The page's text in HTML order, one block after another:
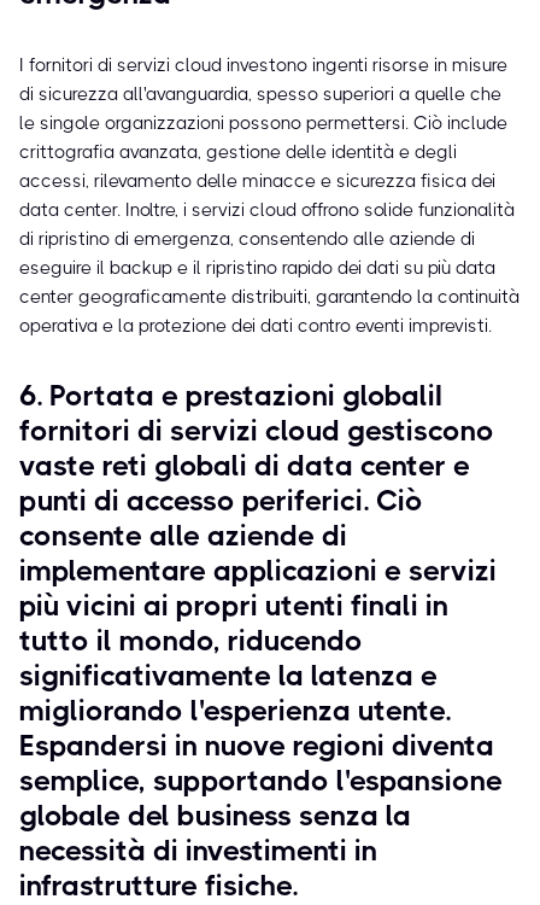
I fornitori di servizi cloud investono ingenti risorse in misure
di sicurezza all'avanguardia, spesso superiori a quelle che
le singole organizzazioni possono permettersi. Ciò include
crittografia avanzata, gestione delle identità e degli
accessi, rilevamento delle minacce e sicurezza fisica dei
data center. Inoltre, i servizi cloud offrono solide funzionalità
di ripristino di emergenza, consentendo alle aziende di
eseguire il backup e il ripristino rapido dei dati su più data
center geograficamente distribuiti, garantendo la continuità
operativa e la protezione dei dati contro eventi imprevisti.
6. Portata e prestazioni globaliI
fornitori di servizi cloud gestiscono
vaste reti globali di data center e
punti di accesso periferici. Ciò
consente alle aziende di
implementare applicazioni e servizi
più vicini ai propri utenti finali in
tutto il mondo, riducendo
significativamente la latenza e
migliorando l'esperienza utente.
Espandersi in nuove regioni diventa
semplice, supportando l'espansione
globale del business senza la
necessità di investimenti in
infrastrutture fisiche.